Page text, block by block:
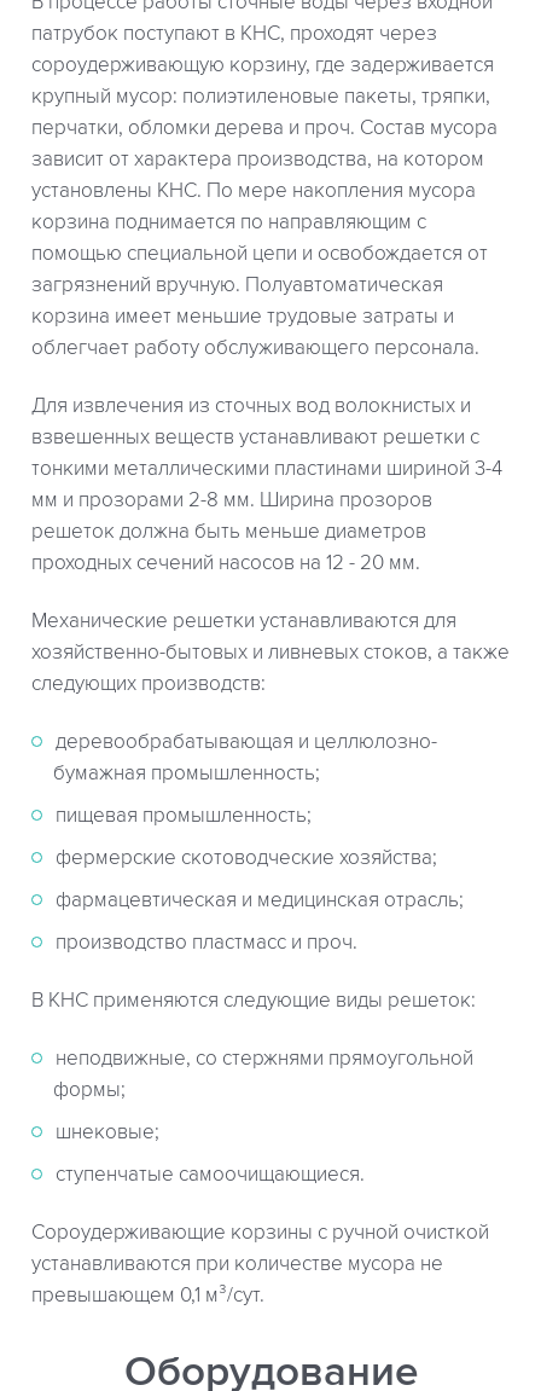
патрубок поступают в КНС, проходят через
сороудерживающую корзину, где задерживается
крупный мусор: полиэтиленовые пакеты, тряпки,
перчатки, обломки дерева и проч. Состав мусора
зависит от характера производства, на котором
установлены КНС. По мере накопления мусора
корзина поднимается по направляющим с
помощью специальной цепи и освобождается от
загрязнений вручную. Полуавтоматическая
корзина имеет меньшие трудовые затраты и
облегчает работу обслуживающего персонала.
Для извлечения из сточных вод волокнистых и
взвешенных веществ устанавливают решетки с
тонкими металлическими пластинами шириной 3-4
мм и прозорами 2-8 мм. Ширина прозоров
решеток должна быть меньше диаметров
проходных сечений насосов на 12 - 20 мм.
Механические решетки устанавливаются для
хозяйственно-бытовых и ливневых стоков, а также
следующих производств:
деревообрабатывающая и целлюлозно-
бумажная промышленность;
пищевая промышленность;
фермерские скотоводческие хозяйства;
фармацевтическая и медицинская отрасль;
производство пластмасс и проч.
В КНС применяются следующие виды решеток:
неподвижные, со стержнями прямоугольной
формы;
шнековые;
ступенчатые самоочищающиеся.
Сороудерживающие корзины с ручной очисткой
устанавливаются при количестве мусора не
превышающем 0,1 м³/сут.
Оборудование